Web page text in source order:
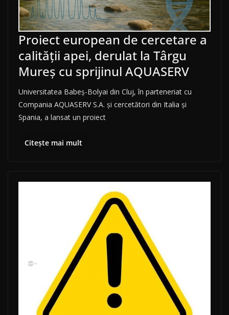
Proiect european de cercetare a
calității apei, derulat la Târgu
Mureș cu sprijinul AQUASERV
Universitatea Babeș-Bolyai din Cluj, în parteneriat cu
Compania AQUASERV S.A. și cercetători din Italia și
Spania, a lansat un proiect
Citește mai mult